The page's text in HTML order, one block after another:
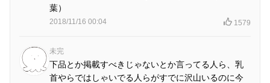
葉）
2018/11/16 00:04 1579
未完
下品とか掲載すべきじゃないとか言ってる人ら、乳
首やらではしゃいでる人らがすでに沢山いるのに今